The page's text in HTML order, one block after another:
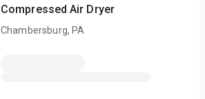
Compressed Air Dryer
Chambersburg, PA